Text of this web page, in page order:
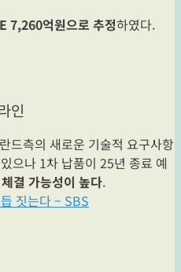
7,260억원으로 추정하였다.
인
드측의 새로운 기술적 요구사항
으나 1차 납품이 25년 종료 예
결 가능성이 높다.
짓는다 – SBS